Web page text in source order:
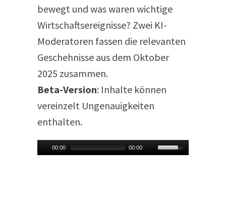
bewegt und was waren wichtige
Wirtschaftsereignisse? Zwei KI-
Moderatoren fassen die relevanten
Geschehnisse aus dem Oktober
2025 zusammen.
Beta-Version: Inhalte können
vereinzelt Ungenauigkeiten
enthalten.
00:00 00:00